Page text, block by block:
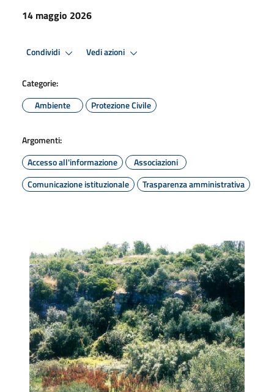
14 maggio 2026
Condividi Vedi azioni
Categorie:
Ambiente
Protezione Civile
Argomenti:
Accesso all'informazione
Associazioni
Comunicazione istituzionale
Trasparenza amministrativa